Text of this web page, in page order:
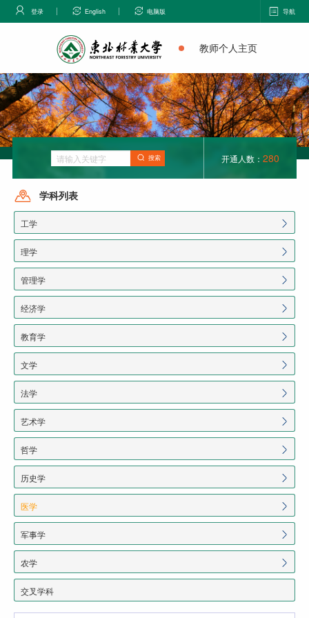
登录 English 电脑版 导航
教师个人主页
搜索 开通人数： 280
学科列表
工学
理学
管理学
经济学
教育学
文学
法学
艺术学
哲学
历史学
医学
军事学
农学
交叉学科